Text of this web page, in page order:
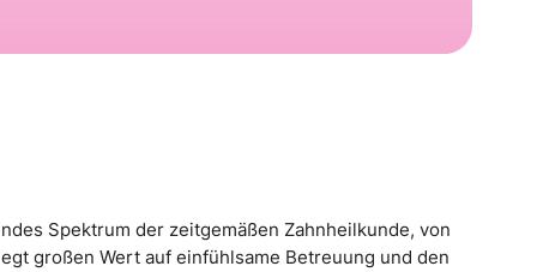
Spektrum der zeitgemäßen Zahnheilkunde, von
großen Wert auf einfühlsame Betreuung und den